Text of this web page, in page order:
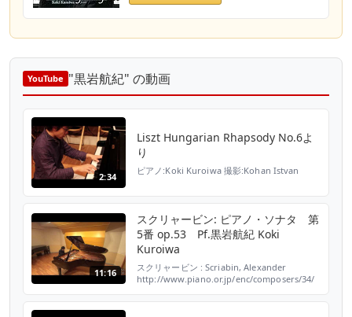
YouTube "黒岩航紀" の動画
2:34
Liszt Hungarian Rhapsody No.6よ
り
ピアノ:Koki Kuroiwa 撮影:Kohan Istvan
11:16
スクリャービン: ピアノ・ソナタ 第
5番 op.53 Pf.黒岩航紀 Koki
Kuroiwa
スクリャービン : Scriabin, Alexander
http://www.piano.or.jp/enc/composers/34/